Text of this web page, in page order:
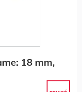
18 mm,